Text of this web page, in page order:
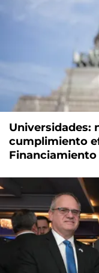
Universidades:
cumplimiento
Financiamiento